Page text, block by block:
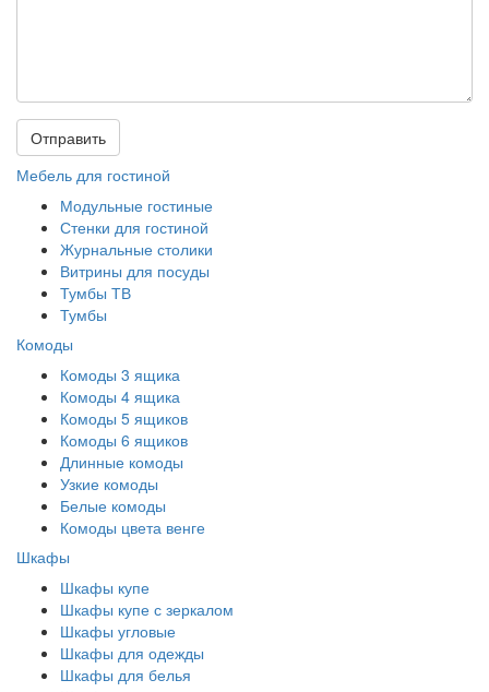
Отправить
Мебель для гостиной
Модульные гостиные
Стенки для гостиной
Журнальные столики
Витрины для посуды
Тумбы ТВ
Тумбы
Комоды
Комоды 3 ящика
Комоды 4 ящика
Комоды 5 ящиков
Комоды 6 ящиков
Длинные комоды
Узкие комоды
Белые комоды
Комоды цвета венге
Шкафы
Шкафы купе
Шкафы купе с зеркалом
Шкафы угловые
Шкафы для одежды
Шкафы для белья